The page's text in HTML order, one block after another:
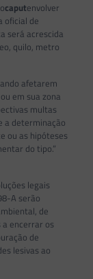
caputenvolver
oficial de
será acrescida
quilo, metro
afetarem
em sua zona
multas
a determinação
ou as hipóteses
do tipo.”
legais
A serão
de
encerrar os
de
lesivas ao